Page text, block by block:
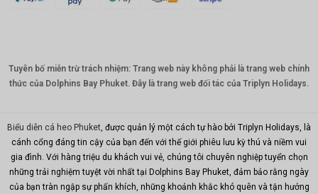
Nhân
dân tệ
MYR
PHP
Hồng
Tuyên bố miễn trừ trách nhiệm: Trang web này không phải là trang web chính
thức của Dolphins Bay Phuket. Đây là trang web đối tác của Triplyn Holidays.
Biểu diễn cá heo Phuket , được quản lý một cách tự hào bởi Triplyn Holidays, là
cánh cổng đáng tin cậy của bạn đến với thế giới phiêu lưu kỳ thú và niềm vui
gia đình. Với hàng triệu du khách vui vẻ, chúng tôi chuyên nghiệp tuyển chọn
những trải nghiệm tuyệt vời nhất tại Dolphins Bay Phuket, đảm bảo rằng ngày
của bạn tràn ngập sự phấn khích, những khoảnh khắc khó quên và tận hưởng